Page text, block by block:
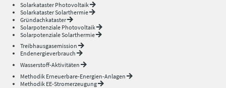
Solarkataster Photovoltaik
Solarkataster Solarthermie
Gründachkataster
Solarpotenziale Photovoltaik
Solarpotenziale Solarthermie
Treibhausgasemission
Endenergieverbrauch
Wasserstoff-Aktivitäten
Methodik Erneuerbare-Energien-Anlagen
Methodik EE-Stromerzeugung